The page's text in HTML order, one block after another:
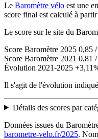
Le Baromètre vélo est une
score final est calculé à
Le score sur le site du
Score Baromètre 2025 0,85
Score Baromètre 2021 0,81
Évolution 2021-2025
Il s'agit de l'évolution
Détails des scores par
Données issues du
barometre-velo.fr/2025.